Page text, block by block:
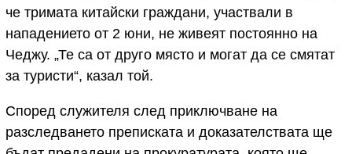
че тримата китайски граждани, участвали в
нападението от 2 юни, не живеят постоянно на
Чеджу. „Те са от друго място и могат да се смятат
за туристи“, казал той.
Според служителя след приключване на
разследването преписката и доказателствата ще